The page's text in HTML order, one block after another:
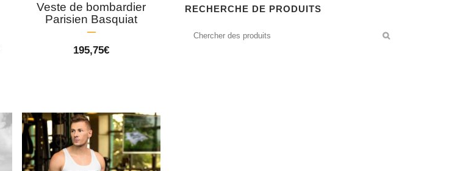
Veste de bombardier
Parisien Basquiat
195,75€
RECHERCHE DE PRODUITS